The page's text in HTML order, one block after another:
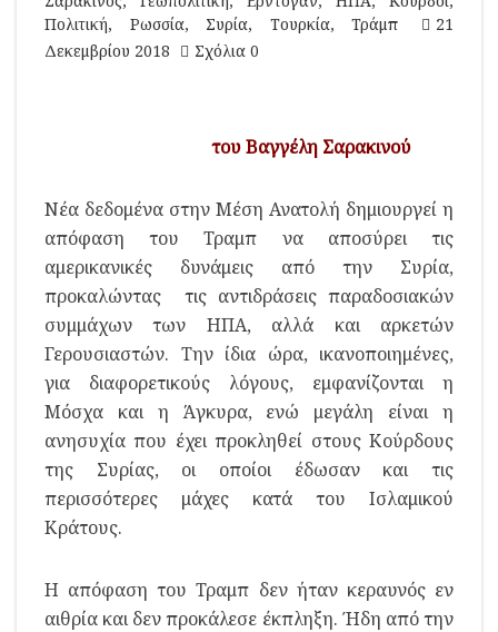
Πολιτική, Ρωσσία, Συρία, Τουρκία,Τράμπ
21
Δεκεμβρίου 2018
Σχόλια 0
του Βαγγέλη Σαρακινού
Νέα δεδομένα στην Μέση Ανατολή δημιουργεί η
απόφαση του Τραμπ να αποσύρει τις
αμερικανικές δυνάμεις από την Συρία,
προκαλώντας τις αντιδράσεις παραδοσιακών
συμμάχων των ΗΠΑ, αλλά και αρκετών
Γερουσιαστών. Την ίδια ώρα, ικανοποιημένες,
για διαφορετικούς λόγους, εμφανίζονται η
Μόσχα και η Άγκυρα, ενώ μεγάλη είναι η
ανησυχία που έχει προκληθεί στους Κούρδους
της Συρίας, οι οποίοι έδωσαν και τις
περισσότερες μάχες κατά του Ισλαμικού
Κράτους.
Η απόφαση του Τραμπ δεν ήταν κεραυνός εν
αιθρία και δεν προκάλεσε έκπληξη. Ήδη από την